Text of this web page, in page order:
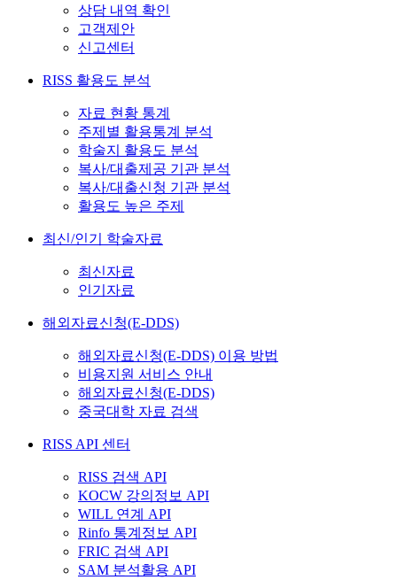
상담 내역 확인
고객제안
신고센터
RISS 활용도 분석
자료 현황 통계
주제별 활용통계 분석
학술지 활용도 분석
복사/대출제공 기관 분석
복사/대출신청 기관 분석
활용도 높은 주제
최신/인기 학술자료
최신자료
인기자료
해외자료신청(E-DDS)
해외자료신청(E-DDS) 이용 방법
비용지원 서비스 안내
해외자료신청(E-DDS)
중국대학 자료 검색
RISS API 센터
RISS 검색 API
KOCW 강의정보 API
WILL 연계 API
Rinfo 통계정보 API
FRIC 검색 API
SAM 분석활용 API